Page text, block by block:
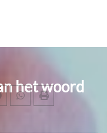
het woord